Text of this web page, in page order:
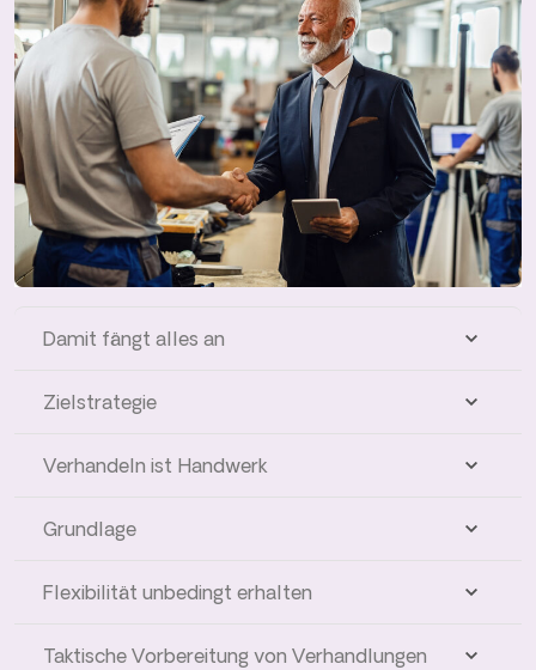
Damit fängt alles an
Zielstrategie
Verhandeln ist Handwerk
Grundlage
Flexibilität unbedingt erhalten
Taktische Vorbereitung von Verhandlungen